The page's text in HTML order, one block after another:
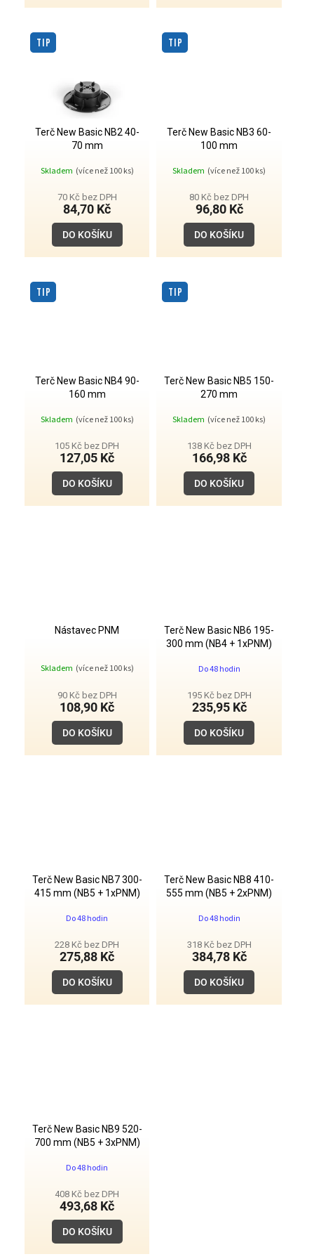
TIP
Terč New Basic NB2 40-
70 mm
Skladem (více než 100 ks)
70 Kč bez DPH
84,70 Kč
DO KOŠÍKU
TIP
Terč New Basic NB3 60-
100 mm
Skladem (více než 100 ks)
80 Kč bez DPH
96,80 Kč
DO KOŠÍKU
TIP
Terč New Basic NB4 90-
160 mm
Skladem (více než 100 ks)
105 Kč bez DPH
127,05 Kč
DO KOŠÍKU
TIP
Terč New Basic NB5 150-
270 mm
Skladem (více než 100 ks)
138 Kč bez DPH
166,98 Kč
DO KOŠÍKU
Nástavec PNM
hodnocení
je
5,0
5
hvězdiček.
Skladem (více než 100 ks)
90 Kč bez DPH
108,90 Kč
DO KOŠÍKU
Terč New Basic NB6 195-
300 mm (NB4 + 1xPNM)
Do 48 hodin
195 Kč bez DPH
235,95 Kč
DO KOŠÍKU
Terč New Basic NB7 300-
415 mm (NB5 + 1xPNM)
Do 48 hodin
228 Kč bez DPH
275,88 Kč
DO KOŠÍKU
Terč New Basic NB8 410-
555 mm (NB5 + 2xPNM)
Do 48 hodin
318 Kč bez DPH
384,78 Kč
DO KOŠÍKU
Terč New Basic NB9 520-
700 mm (NB5 + 3xPNM)
Do 48 hodin
408 Kč bez DPH
493,68 Kč
DO KOŠÍKU